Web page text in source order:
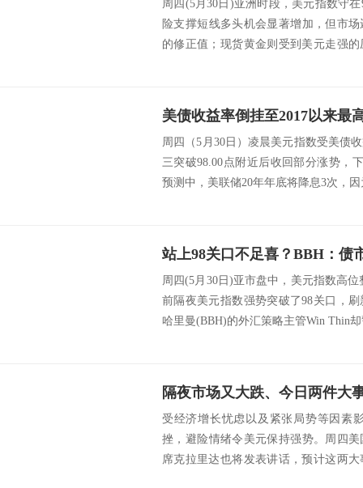
周四(5月30日)亚洲时段，美元指数守
险支撑短线多头机会显著增加，但市
的修正值；现货黄金则受到美元走强
周四（5月30日）凌晨美元指数受美债
三突破98.00点附近后收回部分涨势，
预测中，美联储20年年底将降息3次，
站上98关口不足喜？BBH：债
周四(5月30日)亚市盘中，美元指数高
前隔夜美元指数强势突破了98关口，
哈里曼(BBH)的外汇策略主管Win Thin
受经济增长忧虑以及紧张局势等因素
挫，避险情绪令美元保持强势。周四
席克拉里达也将发表讲话，预计这两